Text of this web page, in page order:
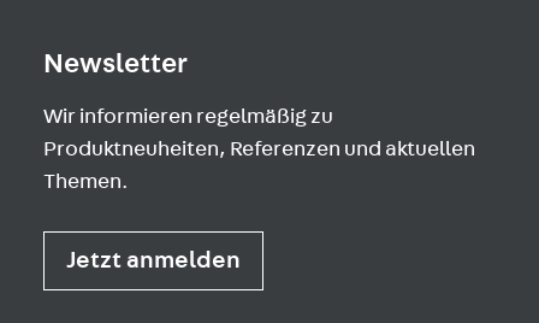
Newsletter
Wir informieren regelmäßig zu
Produktneuheiten, Referenzen und aktuellen
Themen.
Jetzt anmelden